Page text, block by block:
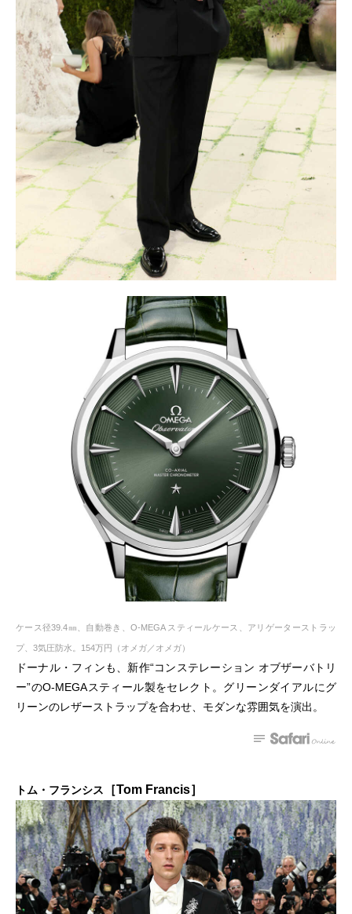
ケース径39.4㎜、自動巻き、O-MEGA スティールケース、アリゲーターストラッ
プ、3気圧防水。154万円（オメガ／オメガ）
ドーナル・フィンも、新作“コンステレーション オブザーバトリ
ー”のO-MEGAスティール製をセレクト。グリーンダイアルにグ
リーンのレザーストラップを合わせ、モダンな雰囲気を演出。
トム・フランシス ［Tom Francis］